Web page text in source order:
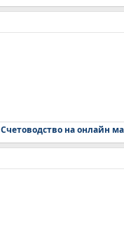
Счетоводство на онлайн